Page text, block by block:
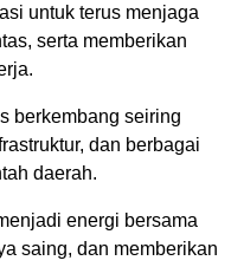
untuk terus menjaga
serta memberikan
berkembang seiring
dan berbagai
daerah.
energi bersama
saing, dan memberikan